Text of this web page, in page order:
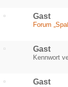
Gast
Forum
Gast
Kennwort
Gast